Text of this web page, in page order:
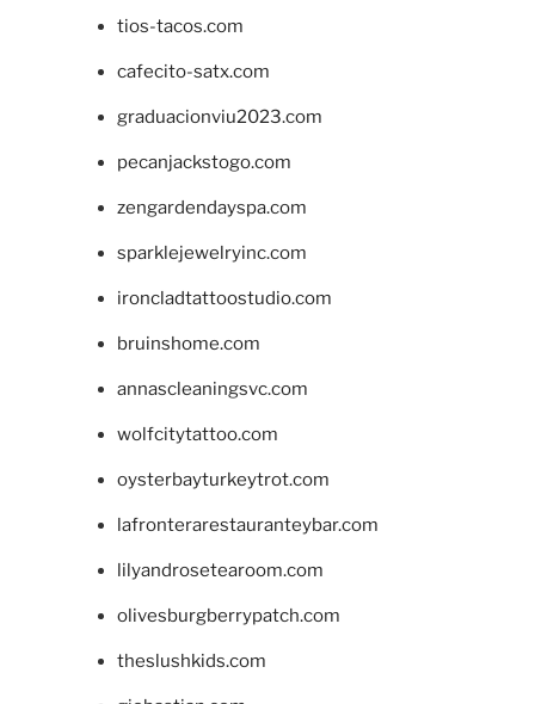
tios-tacos.com
cafecito-satx.com
graduacionviu2023.com
pecanjackstogo.com
zengardendayspa.com
sparklejewelryinc.com
ironcladtattoostudio.com
bruinshome.com
annascleaningsvc.com
wolfcitytattoo.com
oysterbayturkeytrot.com
lafronterarestauranteybar.com
lilyandrosetearoom.com
olivesburgberrypatch.com
theslushkids.com